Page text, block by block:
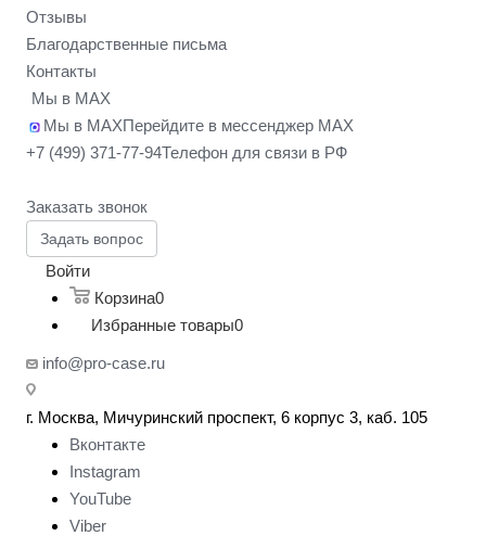
Отзывы
Благодарственные письма
Контакты
Мы в MAX
Мы в MAXПерейдите в мессенджер MAX
+7 (499) 371-77-94Телефон для связи в РФ
Заказать звонок
Задать вопрос
Войти
Корзина0
Избранные товары0
info@pro-case.ru
г. Москва, Мичуринский проспект, 6 корпус 3, каб. 105
Вконтакте
Instagram
YouTube
Viber